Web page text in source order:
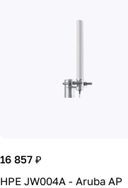
16 857 ₽
HPE JW004A - Aruba AP